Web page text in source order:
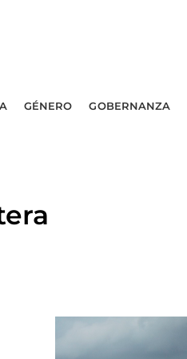
GÉNERO GOBERNANZA